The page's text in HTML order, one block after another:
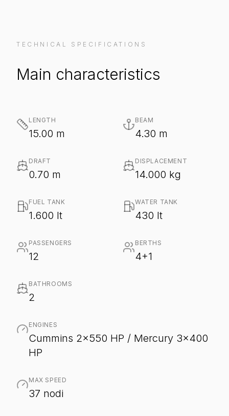
TECHNICAL SPECIFICATIONS
Main characteristics
LENGTH
15.00 m
BEAM
4.30 m
DRAFT
0.70 m
DISPLACEMENT
14.000 kg
FUEL TANK
1.600 lt
WATER TANK
430 lt
PASSENGERS
12
BERTHS
4+1
BATHROOMS
2
ENGINES
Cummins 2x550 HP / Mercury 3x400
HP
MAX SPEED
37 nodi